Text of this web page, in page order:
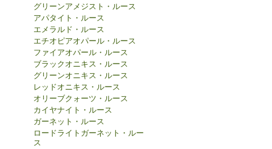
グリーンアメジスト・ルース
アパタイト・ルース
エメラルド・ルース
エチオピアオパール・ルース
ファイアオパール・ルース
ブラックオニキス・ルース
グリーンオニキス・ルース
レッドオニキス・ルース
オリーブクォーツ・ルース
カイヤナイト・ルース
ガーネット・ルース
ロードライトガーネット・ルー
ス